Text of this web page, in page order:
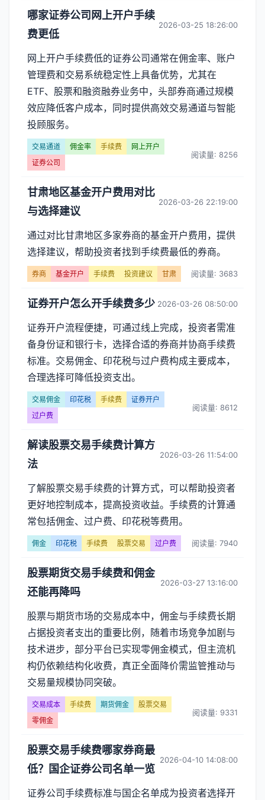
哪家证券公司网上开户手续
费更低
2026-03-25 18:26:00
网上开户手续费低的证券公司通常在佣金率、账户
管理费和交易系统稳定性上具备优势，尤其在
ETF、股票和融资融券业务中，头部券商通过规模
效应降低客户成本，同时提供高效交易通道与智能
投顾服务。
交易通道 佣金率 手续费
网上开户
证券公司
阅读量: 8256
甘肃地区基金开户费用对比
与选择建议
2026-03-26 22:19:00
通过对比甘肃地区多家券商的基金开户费用，提供
选择建议，帮助投资者找到手续费最低的券商。
券商 基金开户 手续费 投资建议 甘肃 阅读量: 3683
证券开户怎么开手续费多少 2026-03-26 08:50:00
证券开户流程便捷，可通过线上完成，投资者需准
备身份证和银行卡，选择合适的券商并协商手续费
标准。交易佣金、印花税与过户费构成主要成本，
合理选择可降低投资支出。
交易佣金 印花税 手续费
证券开户
过户费
阅读量: 8612
解读股票交易手续费计算方
法
2026-03-26 11:54:00
了解股票交易手续费的计算方式，可以帮助投资者
更好地控制成本，提高投资收益。手续费的计算通
常包括佣金、过户费、印花税等费用。
佣金 印花税 手续费 股票交易 过户费 阅读量: 7940
股票期货交易手续费和佣金
还能再降吗
2026-03-27 13:16:00
股票与期货市场的交易成本中，佣金与手续费长期
占据投资者支出的重要比例，随着市场竞争加剧与
技术进步，部分平台已实现零佣金模式，但主流机
构仍依赖结构化收费，真正全面降价需监管推动与
交易量规模协同突破。
交易成本 手续费 期货佣金
股票交易
零佣金
阅读量: 9331
股票交易手续费哪家券商最
低？国企证券公司名单一览
2026-04-10 14:08:00
证券公司手续费标准与国企名单成为投资者选择开